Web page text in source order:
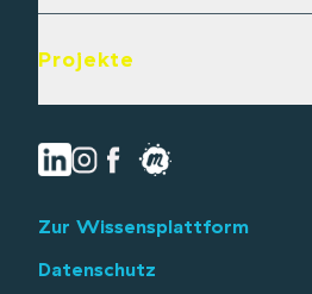
Projekte
Zur Wissensplattform
Datenschutz